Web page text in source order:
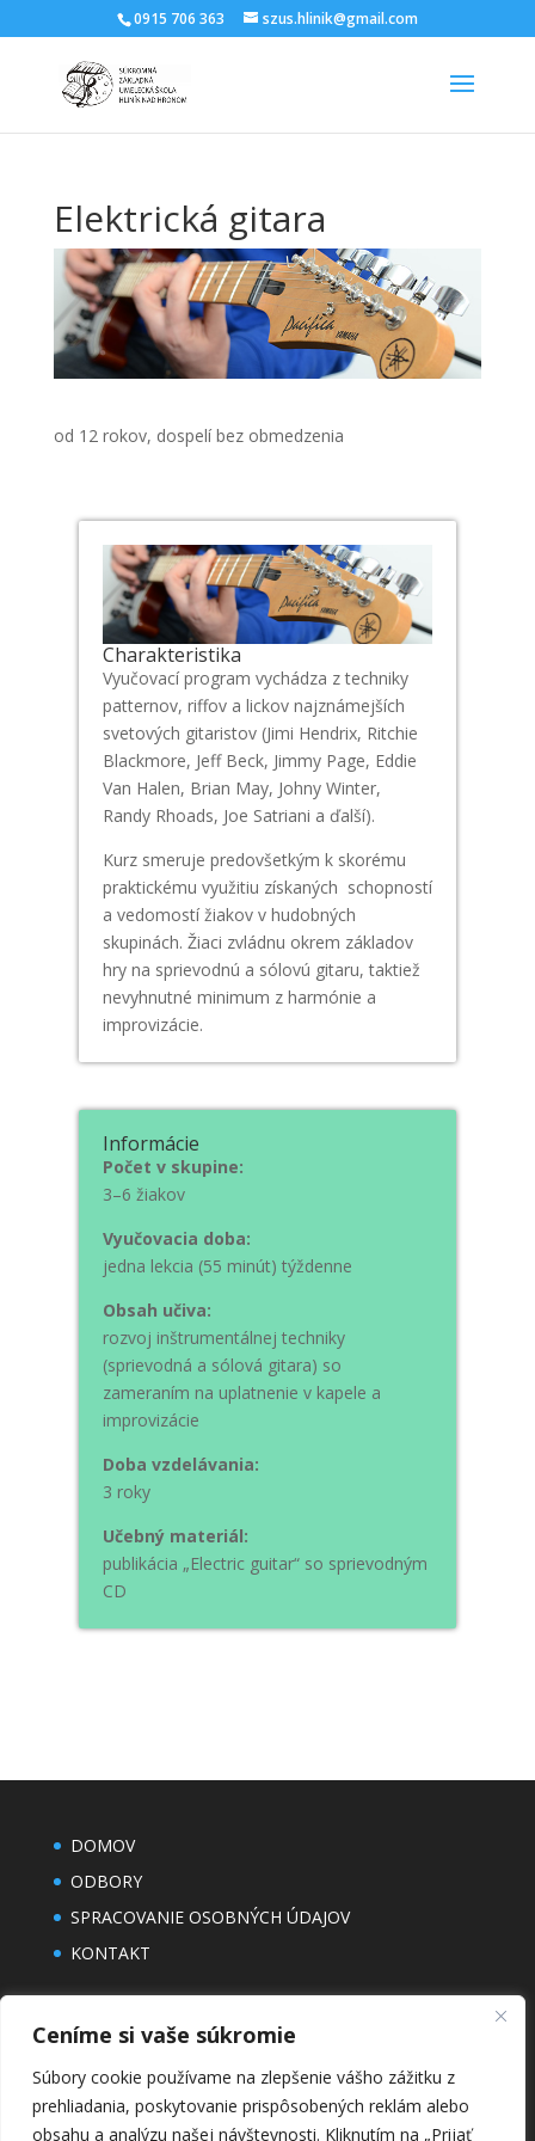
Ceníme si vaše súkromie
Súbory cookie používame na zlepšenie vášho zážitku z
prehliadania, poskytovanie prispôsobených reklám alebo
obsahu a analýzu našej návštevnosti. Kliknutím na „Prijať
0915 706 363 szus.hlinik@gmail.com
Elektrická gitara
od 12 rokov, dospelí bez obmedzenia
Charakteristika
Vyučovací program vychádza z techniky
patternov, riffov a lickov najznámejších
svetových gitaristov (Jimi Hendrix, Ritchie
Blackmore, Jeff Beck, Jimmy Page, Eddie
Van Halen, Brian May, Johny Winter,
Randy Rhoads, Joe Satriani a ďalší).
Kurz smeruje predovšetkým k skorému
praktickému využitiu získaných schopností
a vedomostí žiakov v hudobných
skupinách. Žiaci zvládnu okrem základov
hry na sprievodnú a sólovú gitaru, taktiež
nevyhnutné minimum z harmónie a
improvizácie.
Informácie
Počet v skupine:
3–6 žiakov
Vyučovacia doba:
jedna lekcia (55 minút) týždenne
Obsah učiva:
rozvoj inštrumentálnej techniky
(sprievodná a sólová gitara) so
zameraním na uplatnenie v kapele a
improvizácie
Doba vzdelávania:
3 roky
Učebný materiál:
publikácia „Electric guitar“ so sprievodným
CD
DOMOV
ODBORY
SPRACOVANIE OSOBNÝCH ÚDAJOV
KONTAKT